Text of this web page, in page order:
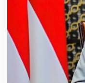
m
i
C
a
b
u
t
M
a